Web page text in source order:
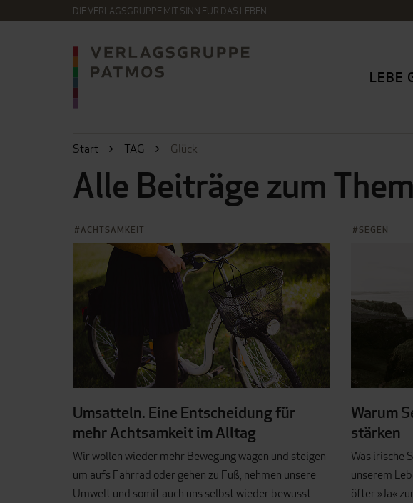
DIE VERLAGSGRUPPE MIT SINN FÜR DAS LEBEN
LEBE
Start TAG Glück
Alle Beiträge zum
ACHTSAMKEIT
Umsatteln. Eine Entscheidung für
mehr Achtsamkeit im Alltag
Wir wollen wieder mehr Bewegung wagen und steigen
um aufs Fahrrad oder gehen zu Fuß, nehmen unsere
Umwelt und somit auch uns selbst wieder bewusst
SEGEN
Warum
stärken
Was irische
unserem
öfter »Ja«